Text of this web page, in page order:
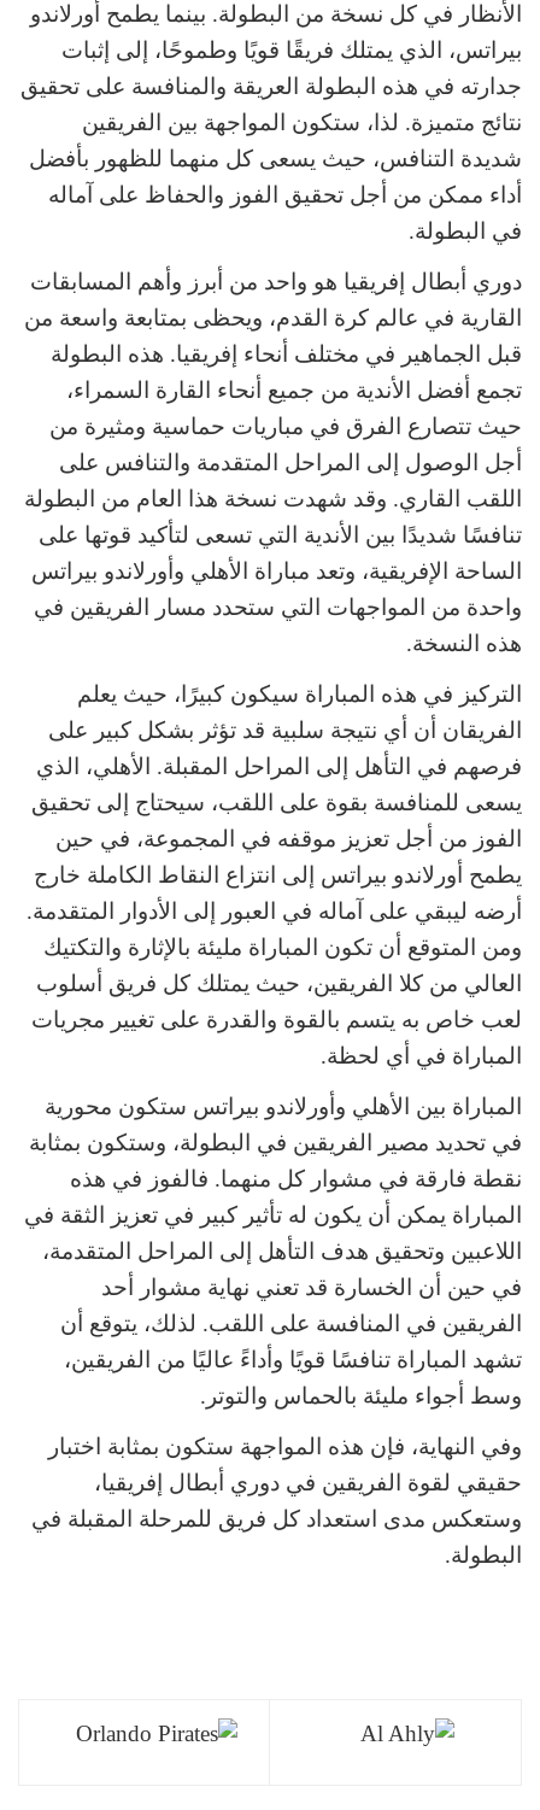
الأنظار في كل نسخة من البطولة. بينما يطمح أورلاندو
بيراتس، الذي يمتلك فريقًا قويًا وطموحًا، إلى إثبات
جدارته في هذه البطولة العريقة والمنافسة على تحقيق
نتائج متميزة. لذا، ستكون المواجهة بين الفريقين
شديدة التنافس، حيث يسعى كل منهما للظهور بأفضل
أداء ممكن من أجل تحقيق الفوز والحفاظ على آماله
في البطولة.
دوري أبطال إفريقيا هو واحد من أبرز وأهم المسابقات
القارية في عالم كرة القدم، ويحظى بمتابعة واسعة من
قبل الجماهير في مختلف أنحاء إفريقيا. هذه البطولة
تجمع أفضل الأندية من جميع أنحاء القارة السمراء،
حيث تتصارع الفرق في مباريات حماسية ومثيرة من
أجل الوصول إلى المراحل المتقدمة والتنافس على
اللقب القاري. وقد شهدت نسخة هذا العام من البطولة
تنافسًا شديدًا بين الأندية التي تسعى لتأكيد قوتها على
الساحة الإفريقية، وتعد مباراة الأهلي وأورلاندو بيراتس
واحدة من المواجهات التي ستحدد مسار الفريقين في
هذه النسخة.
التركيز في هذه المباراة سيكون كبيرًا، حيث يعلم
الفريقان أن أي نتيجة سلبية قد تؤثر بشكل كبير على
فرصهم في التأهل إلى المراحل المقبلة. الأهلي، الذي
يسعى للمنافسة بقوة على اللقب، سيحتاج إلى تحقيق
الفوز من أجل تعزيز موقفه في المجموعة، في حين
يطمح أورلاندو بيراتس إلى انتزاع النقاط الكاملة خارج
أرضه ليبقي على آماله في العبور إلى الأدوار المتقدمة.
ومن المتوقع أن تكون المباراة مليئة بالإثارة والتكتيك
العالي من كلا الفريقين، حيث يمتلك كل فريق أسلوب
لعب خاص به يتسم بالقوة والقدرة على تغيير مجريات
المباراة في أي لحظة.
المباراة بين الأهلي وأورلاندو بيراتس ستكون محورية
في تحديد مصير الفريقين في البطولة، وستكون بمثابة
نقطة فارقة في مشوار كل منهما. فالفوز في هذه
المباراة يمكن أن يكون له تأثير كبير في تعزيز الثقة في
اللاعبين وتحقيق هدف التأهل إلى المراحل المتقدمة،
في حين أن الخسارة قد تعني نهاية مشوار أحد
الفريقين في المنافسة على اللقب. لذلك، يتوقع أن
تشهد المباراة تنافسًا قويًا وأداءً عاليًا من الفريقين،
وسط أجواء مليئة بالحماس والتوتر.
وفي النهاية، فإن هذه المواجهة ستكون بمثابة اختبار
حقيقي لقوة الفريقين في دوري أبطال إفريقيا،
وستعكس مدى استعداد كل فريق للمرحلة المقبلة في
البطولة.